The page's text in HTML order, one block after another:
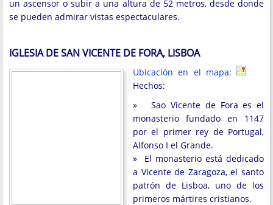
un ascensor o subir a una altura de 52 metros, desde donde
se pueden admirar vistas espectaculares.
IGLESIA DE SAN VICENTE DE FORA, LISBOA
Ubicación en el mapa:
Hechos:
» Sao Vicente de Fora es el
monasterio fundado en 1147
por el primer rey de Portugal,
Alfonso I el Grande.
» El monasterio está dedicado
a Vicente de Zaragoza, el santo
patrón de Lisboa, uno de los
primeros mártires cristianos.